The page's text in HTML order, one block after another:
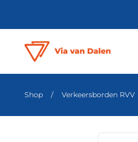
Shop / Verkeersborden RVV